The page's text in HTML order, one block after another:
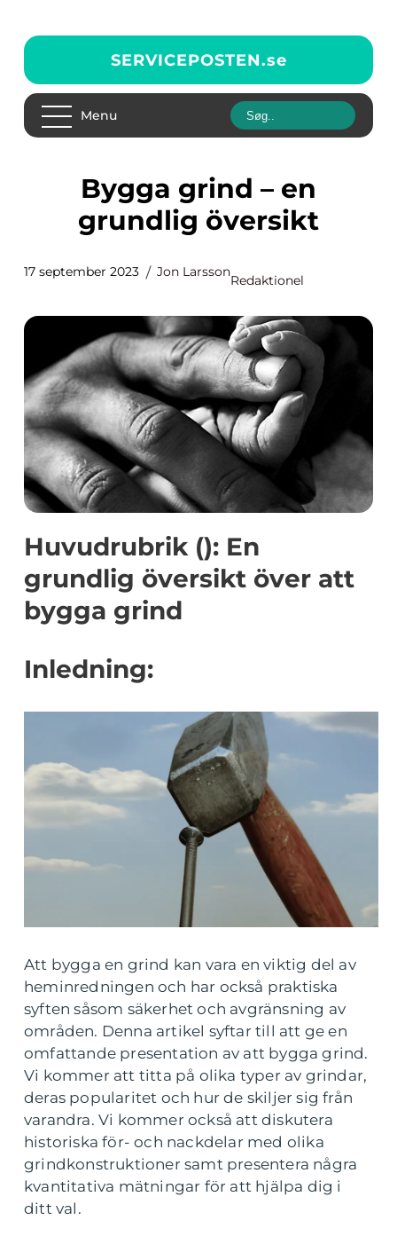
SERVICEPOSTEN.se
Menu
Bygga grind – en
grundlig översikt
17 september 2023 Jon Larsson
Redaktionel
Huvudrubrik (): En
grundlig översikt över att
bygga grind
Inledning:
Att bygga en grind kan vara en viktig del av
heminredningen och har också praktiska
syften såsom säkerhet och avgränsning av
områden. Denna artikel syftar till att ge en
omfattande presentation av att bygga grind.
Vi kommer att titta på olika typer av grindar,
deras popularitet och hur de skiljer sig från
varandra. Vi kommer också att diskutera
historiska för- och nackdelar med olika
grindkonstruktioner samt presentera några
kvantitativa mätningar för att hjälpa dig i
ditt val.